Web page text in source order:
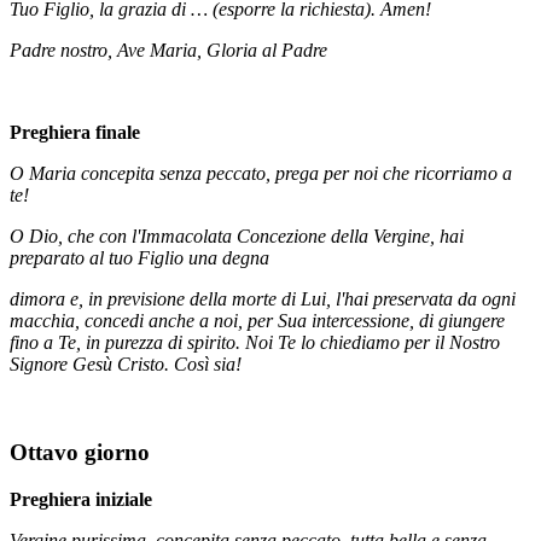
Tuo Figlio, la grazia di … (esporre la richiesta). Amen!
Padre nostro, Ave Maria, Gloria al Padre
Preghiera finale
O Maria concepita senza peccato, prega per noi che ricorriamo a
te!
O Dio, che con l'Immacolata Concezione della Vergine, hai
preparato al tuo Figlio una degna
dimora e, in previsione della morte di Lui, l'hai preservata da ogni
macchia, concedi anche a noi, per Sua intercessione, di giungere
fino a Te, in purezza di spirito. Noi Te lo chiediamo per il Nostro
Signore Gesù Cristo. Così sia!
Ottavo giorno
Preghiera iniziale